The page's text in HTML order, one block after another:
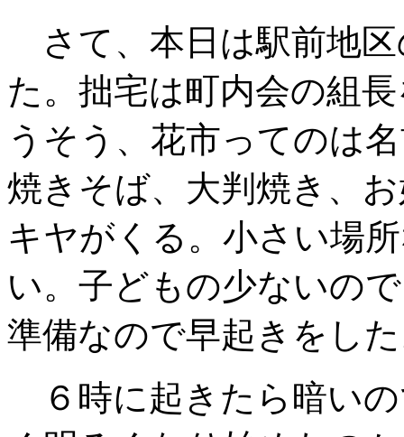
さて、本日は駅前地
た。拙宅は町内会の組
うそう、花市ってのは
焼きそば、大判焼き、
キヤがくる。小さい場
い。子どもの少ないの
準備なので早起きをし
６時に起きたら暗い